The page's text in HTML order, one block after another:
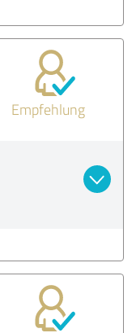
Empfehlung